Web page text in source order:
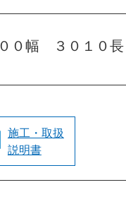
０幅 ３０１０
施工・取扱
説明書